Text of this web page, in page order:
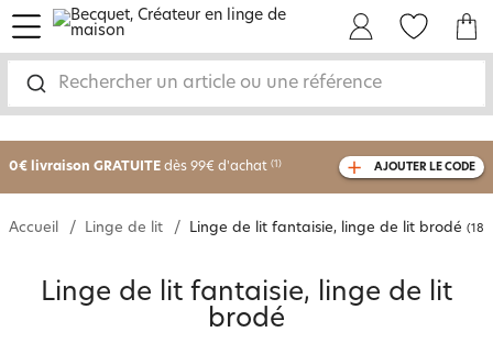
Rechercher un article ou une référence
menu
-25% sur votre commandedès 2 articles
0€ livraison GRATUITE dès 99€ d'achat (1)
avec le code 750801
AJOUTER LE CODE
Accueil Linge de lit Linge de lit fantaisie, linge de lit brodé
Linge de lit fantaisie, linge de lit
brodé